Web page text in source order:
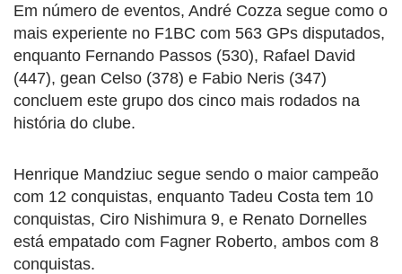
Em número de eventos, André Cozza segue como o
mais experiente no F1BC com 563 GPs disputados,
enquanto Fernando Passos (530), Rafael David
(447), gean Celso (378) e Fabio Neris (347)
concluem este grupo dos cinco mais rodados na
história do clube.
Henrique Mandziuc segue sendo o maior campeão
com 12 conquistas, enquanto Tadeu Costa tem 10
conquistas, Ciro Nishimura 9, e Renato Dornelles
está empatado com Fagner Roberto, ambos com 8
conquistas.